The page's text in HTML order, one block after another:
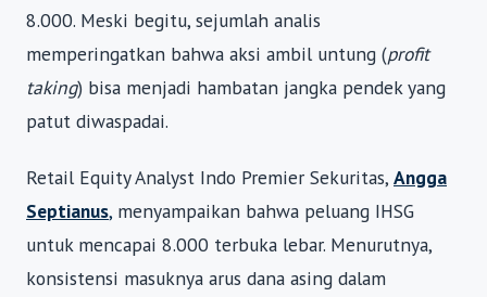
8.000. Meski begitu, sejumlah analis
memperingatkan bahwa aksi ambil untung (profit
taking) bisa menjadi hambatan jangka pendek yang
patut diwaspadai.
Retail Equity Analyst Indo Premier Sekuritas, Angga
Septianus, menyampaikan bahwa peluang IHSG
untuk mencapai 8.000 terbuka lebar. Menurutnya,
konsistensi masuknya arus dana asing dalam